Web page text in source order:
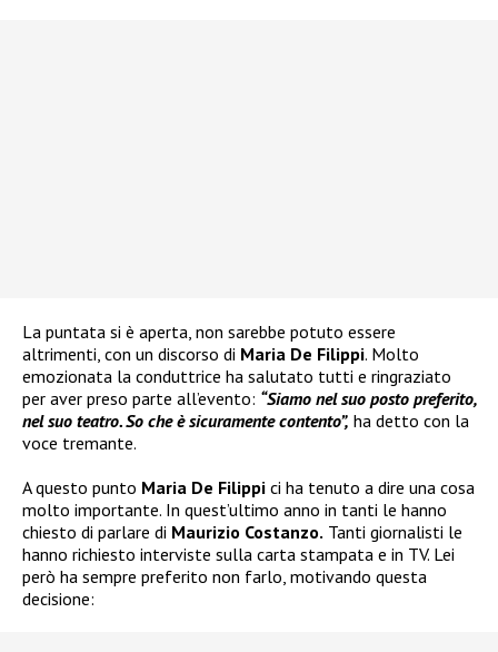
La puntata si è aperta, non sarebbe potuto essere
altrimenti, con un discorso di Maria De Filippi. Molto
emozionata la conduttrice ha salutato tutti e ringraziato
per aver preso parte all’evento: “Siamo nel suo posto preferito,
nel suo teatro. So che è sicuramente contento”, ha detto con la
voce tremante.
A questo punto Maria De Filippi ci ha tenuto a dire una cosa
molto importante. In quest’ultimo anno in tanti le hanno
chiesto di parlare di Maurizio Costanzo. Tanti giornalisti le
hanno richiesto interviste sulla carta stampata e in TV. Lei
però ha sempre preferito non farlo, motivando questa
decisione: